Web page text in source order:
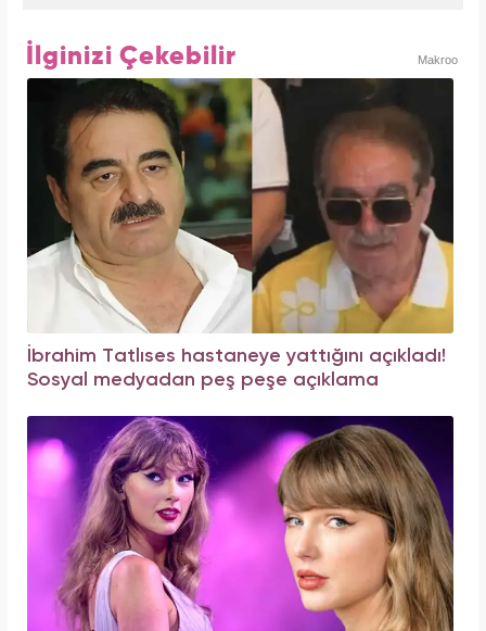
İlginizi Çekebilir Makroo
İbrahim Tatlıses hastaneye yattığını açıkladı!
Sosyal medyadan peş peşe açıklama